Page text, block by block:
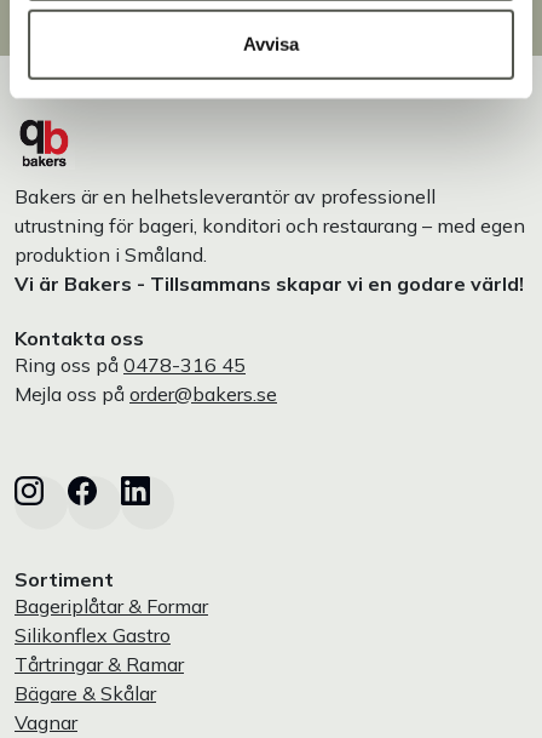
Avvisa
Designat och tillverkat i Småland
Bakers är en helhetsleverantör av professionell
utrustning för bageri, konditori och restaurang – med egen
produktion i Småland.
Vi är Bakers - Tillsammans skapar vi en godare värld!
Kontakta oss
Ring oss på 0478-316 45
Mejla oss på order@bakers.se
Sortiment
Bageriplåtar & Formar
Silikonflex Gastro
Tårtringar & Ramar
Bägare & Skålar
Vagnar